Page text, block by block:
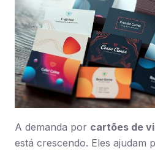
A demanda por cartões de
está crescendo. Eles ajudam